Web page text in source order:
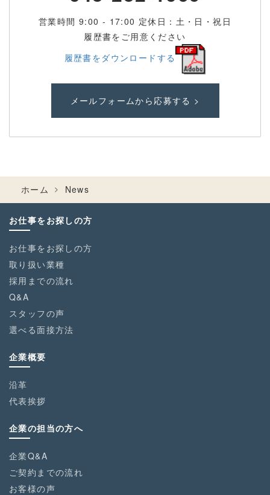
営業時間 9:00 - 17:00 定休日：土・日・祝日
履歴書をご用意ください
履歴書をダウンロードする
メールフォームから応募する >
ホーム News
お仕事をお探しの方
お仕事をお探しの方
取り扱い業種
採用までの流れ
Q&A
スタッフの声
選べる面接方法
企業概要
沿革
代表挨拶
企業の担当の方へ
企業Q&A
ご契約までの流れ
お客様の声